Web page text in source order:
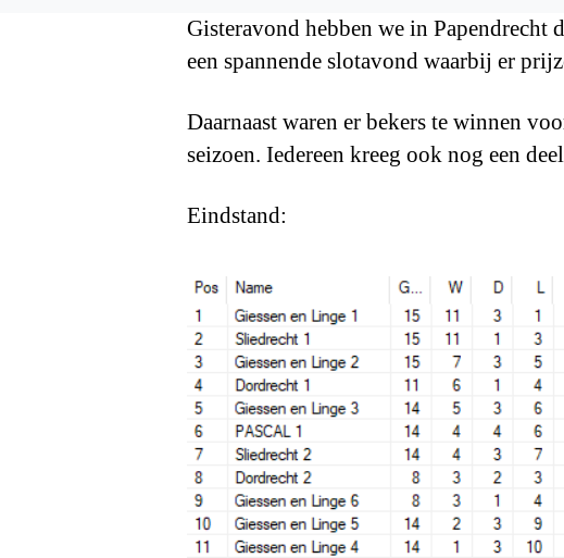
Gisteravond hebben we in Papendrecht
een spannende slotavond waarbij er
Daarnaast waren er bekers te winnen
seizoen. Iedereen kreeg ook nog een
Eindstand: